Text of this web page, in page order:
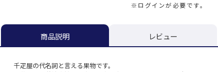
※ログインが必要です。
商品説明 レビュー
千疋屋の代名詞と言える果物です。